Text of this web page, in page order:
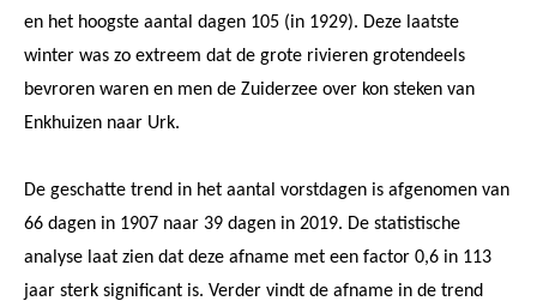
en het hoogste aantal dagen 105 (in 1929). Deze laatste
winter was zo extreem dat de grote rivieren grotendeels
bevroren waren en men de Zuiderzee over kon steken van
Enkhuizen naar Urk.
De geschatte trend in het aantal vorstdagen is afgenomen van
66 dagen in 1907 naar 39 dagen in 2019. De statistische
analyse laat zien dat deze afname met een factor 0,6 in 113
jaar sterk significant is. Verder vindt de afname in de trend